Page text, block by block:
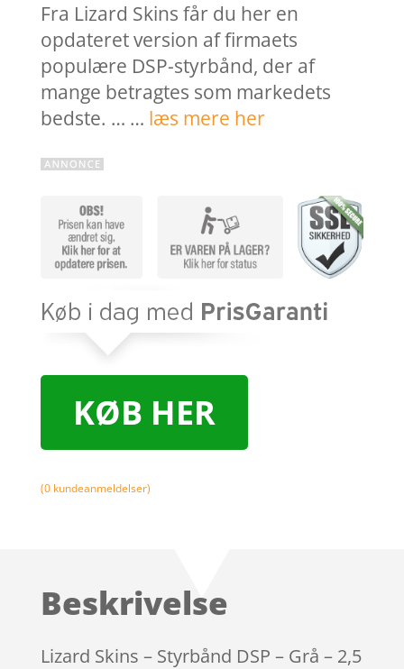
Fra Lizard Skins får du her en
opdateret version af firmaets
populære DSP-styrbånd, der af
mange betragtes som markedets
bedste. … … læs mere her
KØB HER
(0kundeanmeldelser)
Beskrivelse
Lizard Skins – Styrbånd DSP – Grå – 2,5